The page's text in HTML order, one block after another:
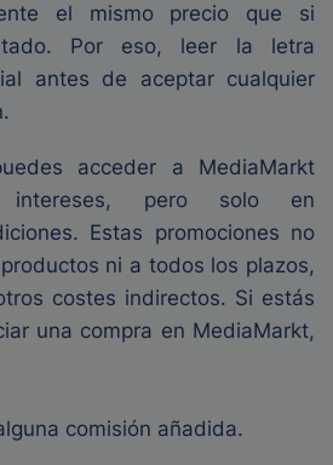
el mismo precio que si
Por eso, leer la letra
antes de aceptar cualquier
acceder a MediaMarkt
intereses, pero solo en
Estas promociones no
ni a todos los plazos,
costes indirectos. Si estás
una compra en MediaMarkt,
comisión añadida.